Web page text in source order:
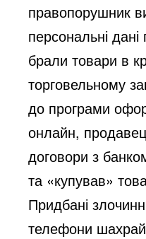
правопорушник
персональні дані
брали товари в
торговельному
до програми
онлайн,
договори з
та «купував»
Придбані
телефони